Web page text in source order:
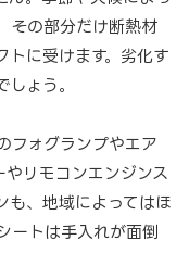
その部分だけ断熱材
トに受けます。劣化す
ょう。
フォグランプやエア
やリモコンエンジンス
も、地域によってはほ
ートは手入れが面倒